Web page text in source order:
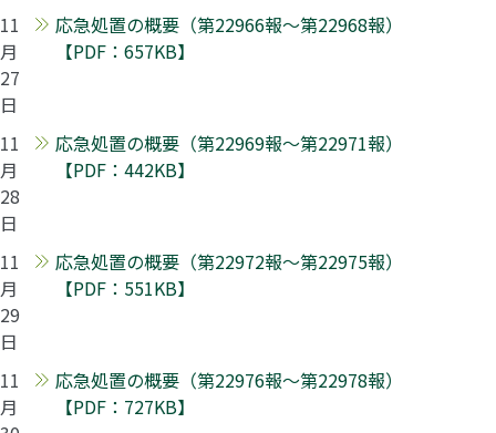
11
月
27
日
応急処置の概要（第22966報～第22968報）
【PDF：657KB】
11
月
28
日
応急処置の概要（第22969報～第22971報）
【PDF：442KB】
11
月
29
日
応急処置の概要（第22972報～第22975報）
【PDF：551KB】
11
月
応急処置の概要（第22976報～第22978報）
【PDF：727KB】